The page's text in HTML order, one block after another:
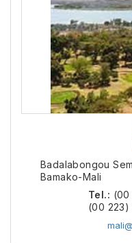
Badalabongou
Bamako-Mali
Tel.: (00
(00